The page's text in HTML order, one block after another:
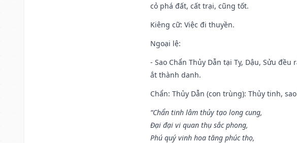
cỏ phá đất, cất trại, cũng tốt.
Kiêng cữ: Việc đi thuyền.
Ngoại lệ:
- Sao Chẩn Thủy Dẫn tại Tỵ, Dậu, Sửu
ắt thành danh.
Chẩn: Thủy Dẫn (con trùng): Thủy tinh,
“Chẩn tinh lâm thủy tạo long cung,
Đại đại vi quan thụ sắc phong,
Phú quý vinh hoa tăng phúc thọ,